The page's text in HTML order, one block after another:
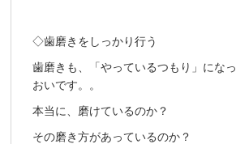
◇歯磨きをしっかり行う
歯磨きも、「やっているつもり」にな
おいです。。
本当に、磨けているのか？
その磨き方があっているのか？